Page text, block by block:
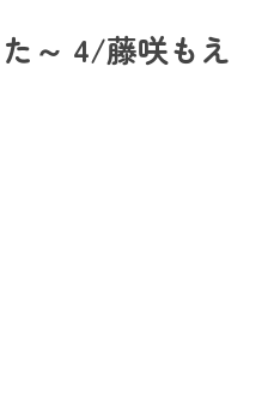
～ 4/藤咲もえ